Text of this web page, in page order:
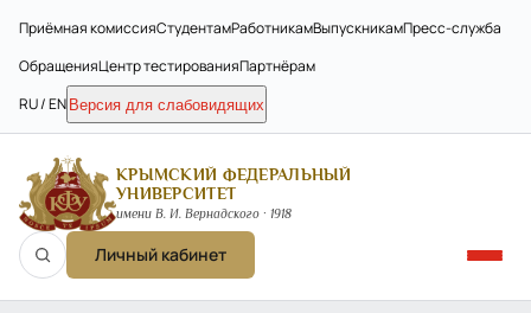
Приёмная комиссияСтудентамРаботникамВыпускникамПресс-служба
ОбращенияЦентр тестированияПартнёрам
RU / EN Версия для слабовидящих
КРЫМСКИЙ ФЕДЕРАЛЬНЫЙ
УНИВЕРСИТЕТ
имени В. И. Вернадского · 1918
Личный кабинет